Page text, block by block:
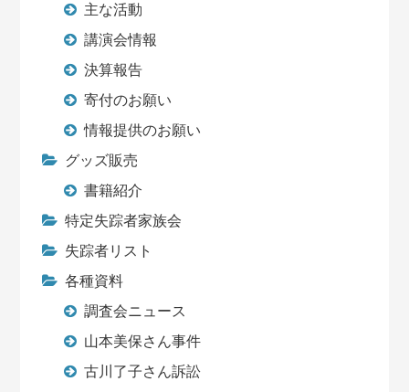
主な活動
講演会情報
決算報告
寄付のお願い
情報提供のお願い
グッズ販売
書籍紹介
特定失踪者家族会
失踪者リスト
各種資料
調査会ニュース
山本美保さん事件
古川了子さん訴訟